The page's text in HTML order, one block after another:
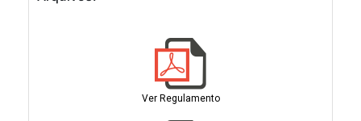
Ver Regulamento